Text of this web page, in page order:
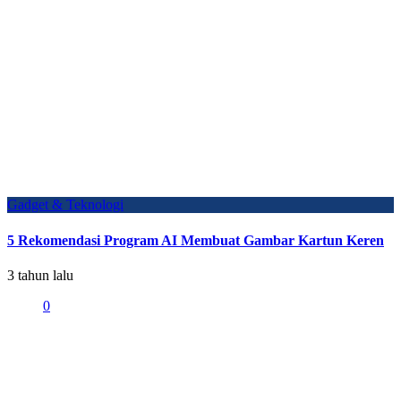
Gadget & Teknologi
5 Rekomendasi Program AI Membuat Gambar Kartun Keren
3 tahun lalu
0